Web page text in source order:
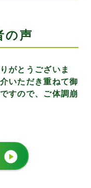
の声
がとうございま
いただき重ねて御
すので、ご体調崩